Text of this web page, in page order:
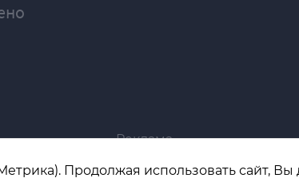
Реклама
Продолжая использовать сайт, Вы